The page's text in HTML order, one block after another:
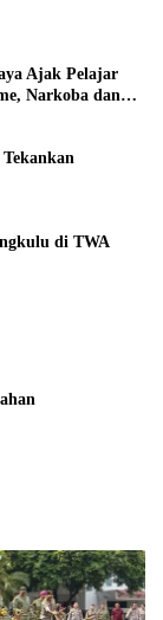
Ajak Pelajar
Narkoba dan
di TWA